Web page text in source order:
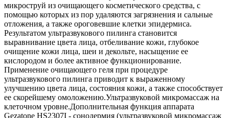
микроструй из очищающего косметического средства, с
помощью которых из пор удаляются загрязнения и сальные
отложения, а также ороговевшие клетки эпидермиса.
Результатом ультразвукового пилинга становится
выравнивание цвета лица, отбеливание кожи, глубокое
очищение кожи лица, шеи и декольте, насыщение ее
кислородом и более активное функционирование.
Применение очищающего геля при процедуре
ультразвукового пилинга приводит к выраженному
улучшению цвета лица, состояния кожи, а также способствует
ее скорейшему омоложению.Ультразвуковой микромассаж на
клеточном уровне.Дополнительная функция аппарата
Gezatone HS2307I - сонодермия (ультразвуковой микромассаж